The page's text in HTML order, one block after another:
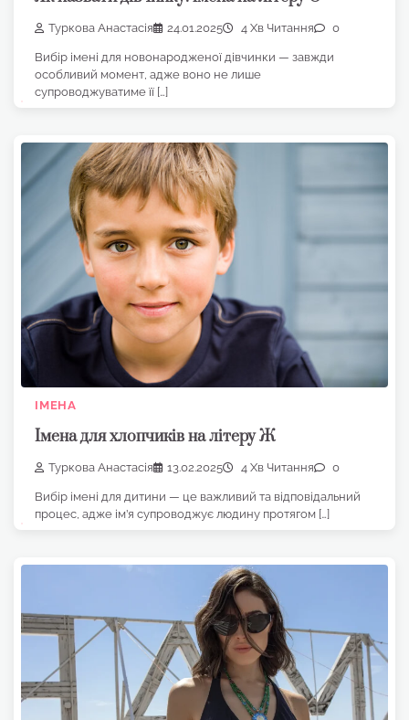
Туркова Анастасія 24.01.2025 4 Хв Читання 0
Вибір імені для новонародженої дівчинки — завжди
особливий момент, адже воно не лише
супроводжуватиме її […]
ІМЕНА
Імена для хлопчиків на літеру Ж
Туркова Анастасія 13.02.2025 4 Хв Читання 0
Вибір імені для дитини — це важливий та відповідальний
процес, адже ім’я супроводжує людину протягом […]